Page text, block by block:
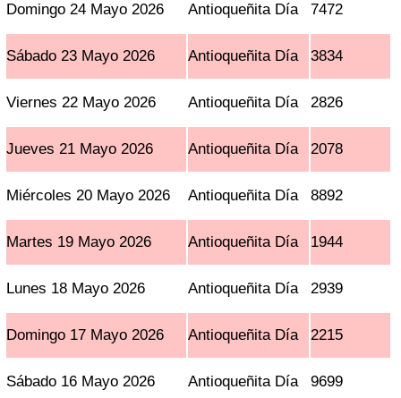
Domingo 24 Mayo 2026 Antioqueñita Día 7472
Sábado 23 Mayo 2026 Antioqueñita Día 3834
Viernes 22 Mayo 2026 Antioqueñita Día 2826
Jueves 21 Mayo 2026 Antioqueñita Día 2078
Miércoles 20 Mayo 2026 Antioqueñita Día 8892
Martes 19 Mayo 2026 Antioqueñita Día 1944
Lunes 18 Mayo 2026 Antioqueñita Día 2939
Domingo 17 Mayo 2026 Antioqueñita Día 2215
Sábado 16 Mayo 2026 Antioqueñita Día 9699